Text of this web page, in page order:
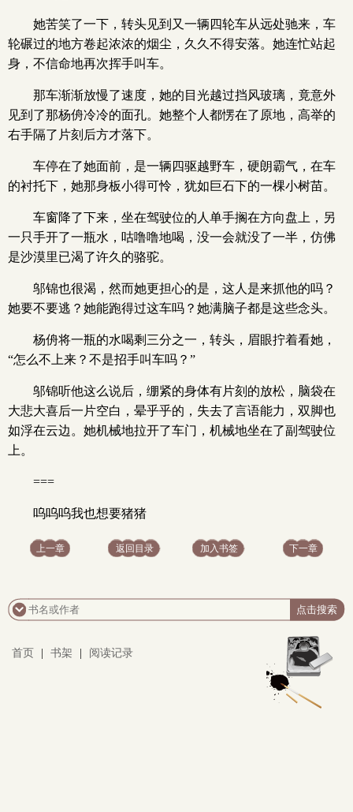
她苦笑了一下，转头见到又一辆四轮车从远处驰来，车
轮碾过的地方卷起浓浓的烟尘，久久不得安落。她连忙站起
身，不信命地再次挥手叫车。
那车渐渐放慢了速度，她的目光越过挡风玻璃，竟意外
见到了那杨侜冷冷的面孔。她整个人都愣在了原地，高举的
右手隔了片刻后方才落下。
车停在了她面前，是一辆四驱越野车，硬朗霸气，在车
的衬托下，她那身板小得可怜，犹如巨石下的一棵小树苗。
车窗降了下来，坐在驾驶位的人单手搁在方向盘上，另
一只手开了一瓶水，咕噜噜地喝，没一会就没了一半，仿佛
是沙漠里已渴了许久的骆驼。
邬锦也很渴，然而她更担心的是，这人是来抓他的吗？
她要不要逃？她能跑得过这车吗？她满脑子都是这些念头。
杨侜将一瓶的水喝剩三分之一，转头，眉眼拧着看她，
“怎么不上来？不是招手叫车吗？”
邬锦听他这么说后，绷紧的身体有片刻的放松，脑袋在
大悲大喜后一片空白，晕乎乎的，失去了言语能力，双脚也
如浮在云边。她机械地拉开了车门，机械地坐在了副驾驶位
上。
===
呜呜呜我也想要猪猪
上一章 返回目录 加入书签 下一章
首页 书架 阅读记录